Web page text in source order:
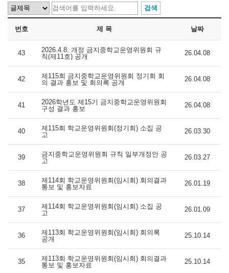
번호 제 목 날짜
43
2026.4.8. 개정 금지중학교운영위원회 규
칙(제11호) 공개
26.04.08
42
제115회 금지중학교운영위원회 정기회 회
의 결과 홍보 및 회의록 공개
26.04.08
41
2026학년도 제15기 금지중학교운영위원회
구성 결과 홍보
26.04.08
40
제115회 학교운영위원회(정기회) 소집 공
고
26.03.30
39
금지중학교운영위원회 규칙 일부개정안 공
고
26.03.27
38
제114회 학교운영위원회(임시회) 회의결과
통보 및 홍보자료
26.01.19
37
제114회 학교운영위원회(임시회) 소집 공
고
26.01.09
36
제113회 학교운영위원회(임시회) 회의록
공개
25.10.14
35
제113회 학교운영위원회(임시회) 회의결과
통보 및 홍보자료
25.10.14